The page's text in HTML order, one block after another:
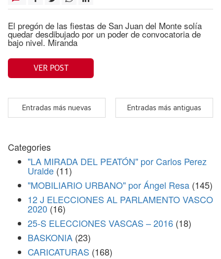
El pregón de las fiestas de San Juan del Monte solía
quedar desdibujado por un poder de convocatoria de
bajo nivel. Miranda
VER POST
Entradas más nuevas Entradas más antiguas
Categories
"LA MIRADA DEL PEATÓN" por Carlos Perez
Uralde (11)
"MOBILIARIO URBANO" por Ángel Resa (145)
12 J ELECCIONES AL PARLAMENTO VASCO
2020 (16)
25-S ELECCIONES VASCAS – 2016 (18)
BASKONIA (23)
CARICATURAS (168)